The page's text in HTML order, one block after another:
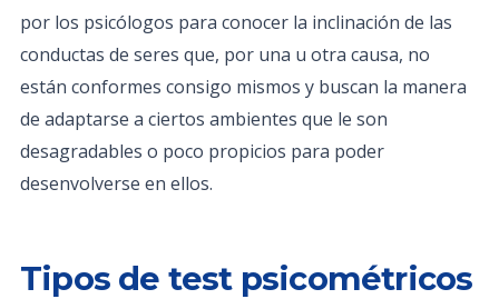
por los psicólogos para conocer la inclinación de las
conductas de seres que, por una u otra causa, no
están conformes consigo mismos y buscan la manera
de adaptarse a ciertos ambientes que le son
desagradables o poco propicios para poder
desenvolverse en ellos.
Tipos de test psicométricos